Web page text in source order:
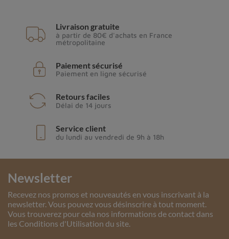
Livraison gratuite
à partir de 80€ d'achats en France
métropolitaine
Paiement sécurisé
Paiement en ligne sécurisé
Retours faciles
Délai de 14 jours
Service client
du lundi au vendredi de 9h à 18h
Newsletter
Recevez nos promos et nouveautés en vous inscrivant à la
newsletter. Vous pouvez vous désinscrire à tout moment.
Vous trouverez pour cela nos informations de contact dans
les Conditions d'Utilisation du site.